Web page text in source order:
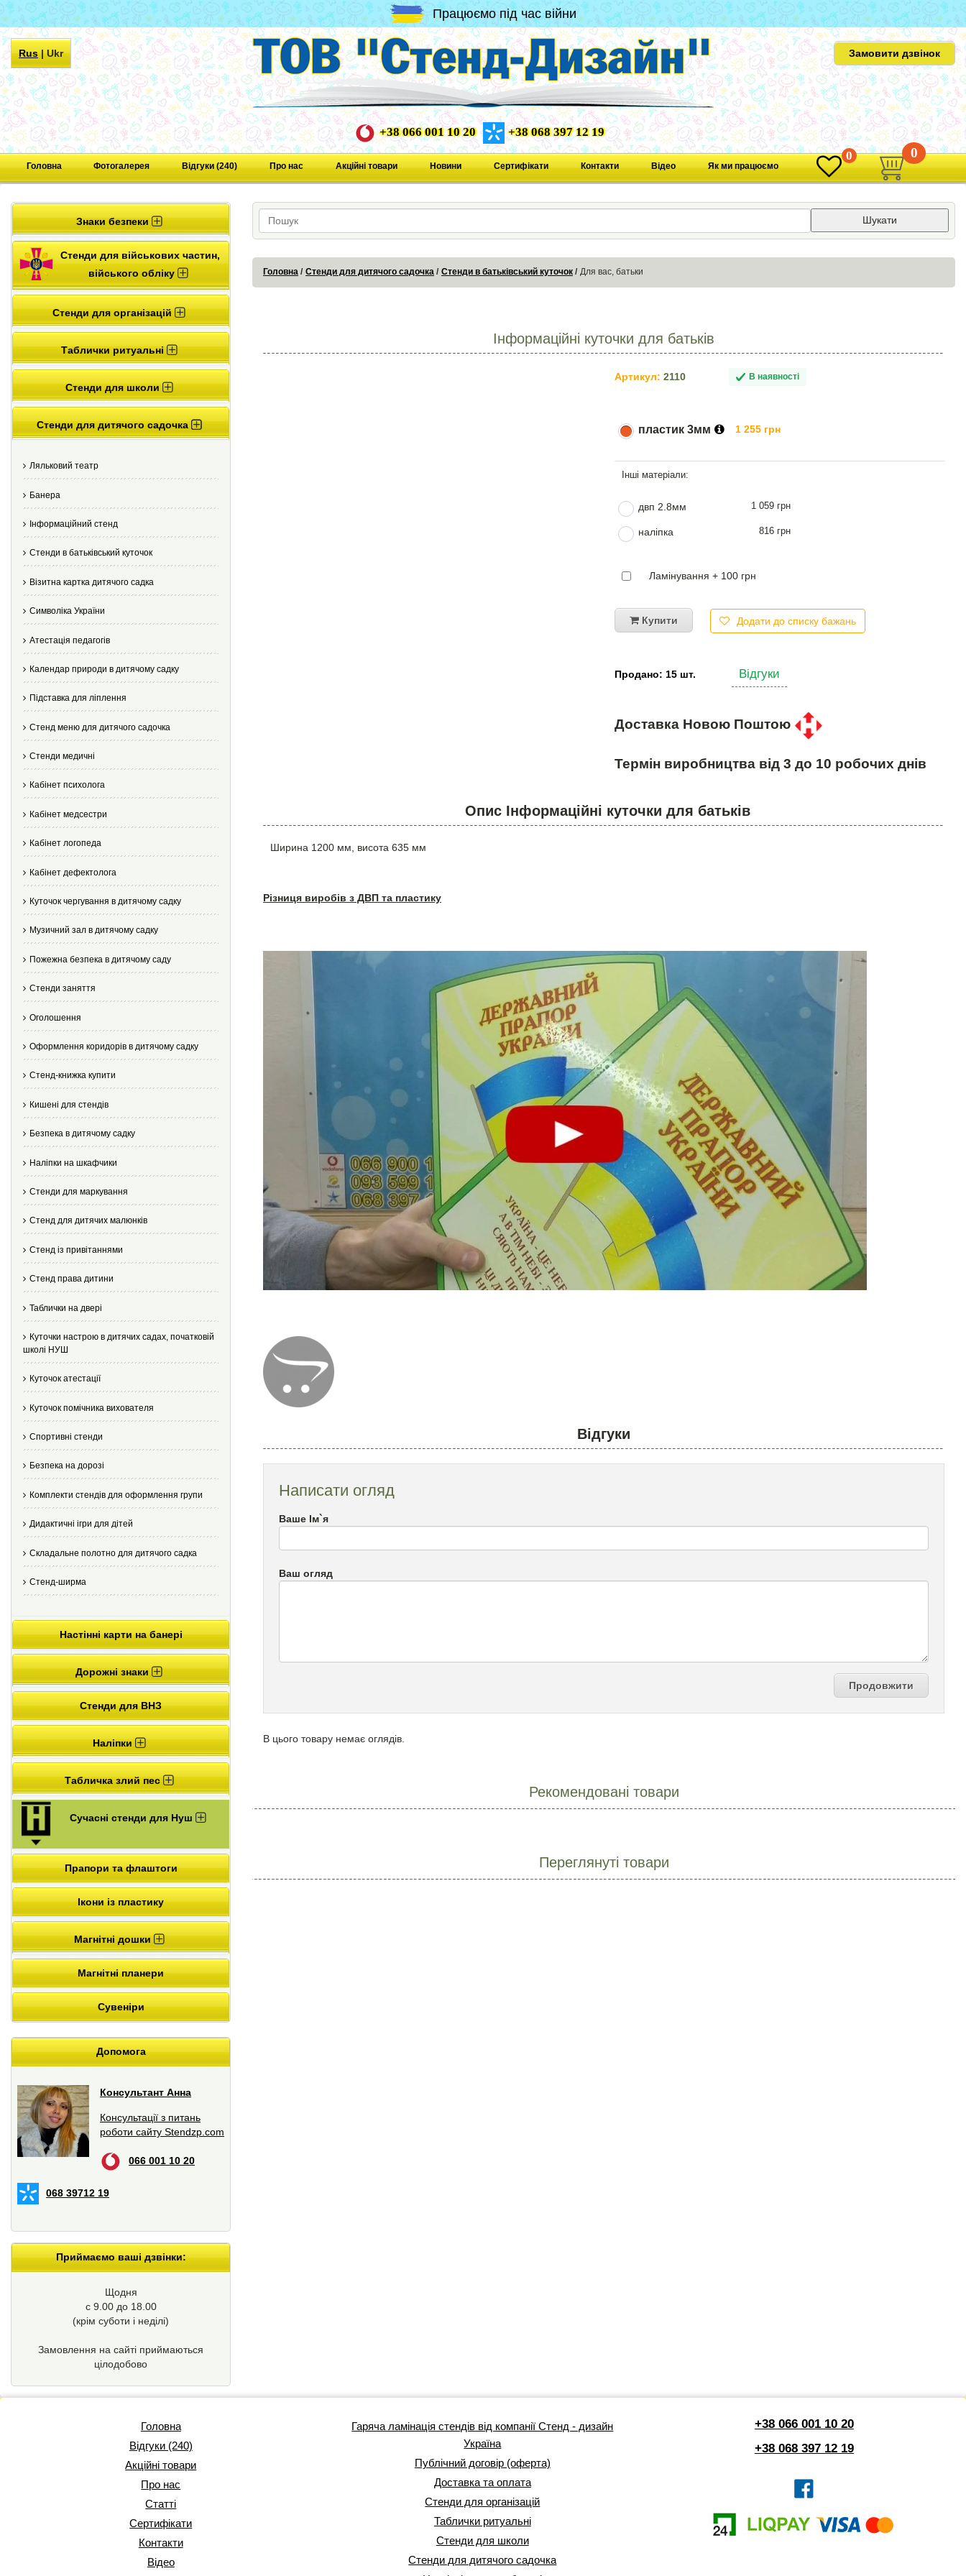
Працюємо під час війни
Rus|Ukr Замовити дзвінок
+38 066 001 10 20 +38 068 397 12 19
Головна Фотогалерея Відгуки (240) Про нас Акційні товари Новини Сертифікати Контакти Відео Як ми працюємо
0 0
Знаки безпеки
Стенди для військових частин,
війського обліку
Стенди для організацій
Таблички ритуальні
Стенди для школи
Стенди для дитячого садочка
Ляльковий театр
Банера
Інформаційний стенд
Стенди в батьківський куточок
Візитна картка дитячого садка
Cимволіка України
Атестація педагогів
Календар природи в дитячому садку
Підставка для ліплення
Стенд меню для дитячого садочка
Стенди медичні
Кабінет психолога
Кабінет медсестри
Кабінет логопеда
Кабінет дефектолога
Куточок чергування в дитячому садку
Музичний зал в дитячому садку
Пожежна безпека в дитячому саду
Стенди заняття
Оголошення
Оформлення коридорів в дитячому садку
Стенд-книжка купити
Кишені для стендів
Безпека в дитячому садку
Наліпки на шкафчики
Стенди для маркування
Стенд для дитячих малюнків
Стенд із привітаннями
Стенд права дитини
Таблички на двері
Куточки настрою в дитячих садах, початковій
школі НУШ
Куточок атестації
Куточок помічника вихователя
Спортивні стенди
Безпека на дорозі
Комплекти стендів для оформлення групи
Дидактичні ігри для дітей
Складальне полотно для дитячого садка
Стенд-ширма
Настінні карти на банері
Дорожні знаки
Стенди для ВНЗ
Наліпки
Табличка злий пес
Сучасні стенди для Нуш
Прапори та флаштоги
Ікони із пластику
Магнітні дошки
Магнітні планери
Сувеніри
Допомога
Консультант Анна
Консультації з питань
роботи сайту Stendzp.com
066 001 10 20
068 39712 19
Приймаємо ваші дзвінки:
Щодня
с 9.00 до 18.00
(крім суботи і неділі)
Замовлення на сайті приймаються
цілодобово
Шукати
Головна Стенди для дитячого садочка Стенди в батьківський куточок Для вас, батьки
Інформаційні куточки для батьків
Артикул: 2110 В наявності
пластик 3мм 1 255 грн
двп 2.8мм 1 059 грн
наліпка 816 грн
Ламінування + 100 грн
Купити Додати до списку бажань
Продано: 15 шт. Відгуки
Доставка Новою Поштою
Термін виробництва від 3 до 10 робочих днів
Опис Інформаційні куточки для батьків
Ширина 1200 мм, висота 635 мм
Різниця виробів з ДВП та пластику
Відгуки
Написати огляд
Ваше Ім`я
Ваш огляд
Продовжити
В цього товару немає оглядів.
Рекомендовані товари
Переглянуті товари
Головна
Відгуки (240)
Акційні товари
Про нас
Статті
Сертифікати
Контакти
Відео
Гаряча ламінація стендів від компанії Стенд - дизайн
Україна
Публічний договір (оферта)
Доставка та оплата
Стенди для організацій
Таблички ритуальні
Стенди для школи
Стенди для дитячого садочка
+38 066 001 10 20
+38 068 397 12 19